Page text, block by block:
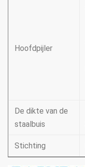
Hoofdpijler
De dikte van de
staalbuis
Stichting